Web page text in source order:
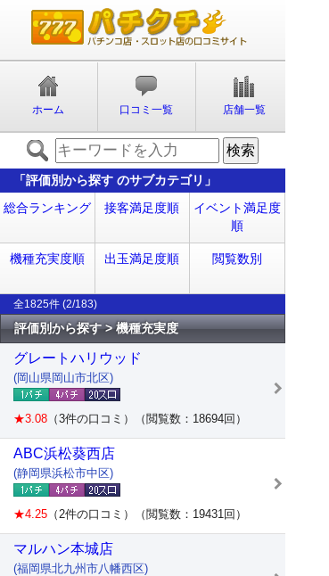
ホーム 口コミ一覧 店舗一覧
「評価別から探す のサブカテゴリ」
総合ランキング 接客満足度順
イベント満足度
順
機種充実度順 出玉満足度順 閲覧数別
全1825件 (2/183)
評価別から探す > 機種充実度
グレートハリウッド
(岡山県岡山市北区)
★3.08 （3件の口コミ）（閲覧数：18694回）
ABC浜松葵西店
(静岡県浜松市中区)
★4.25 （2件の口コミ）（閲覧数：19431回）
マルハン本城店
(福岡県北九州市八幡西区)